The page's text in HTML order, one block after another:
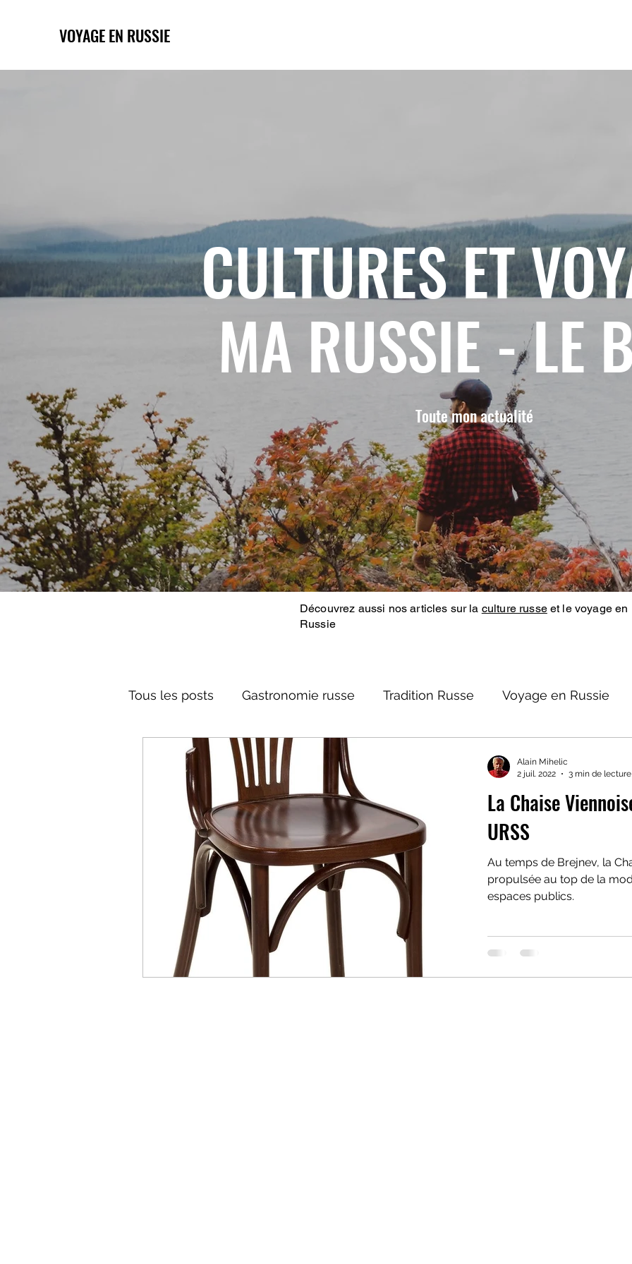
VOYAGE EN RUSSIE
CULTURES ET
MA RUSSIE - LE
Toute mon actualité
Découvrez aussi nos articles sur la culture russeet le voyage en
Russie
Tous les posts Gastronomie russe Tradition Russe Voyage en Russie
Société russe Architecture russe
Culture russe conte fantastique
La Chaise
URSS
Au temps de Brejnev, la
propulsée au top de la
espaces publics.
Alain Mihelic
2 juil. 2022
3 min de lecture